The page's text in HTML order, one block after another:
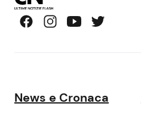
News e Cronaca